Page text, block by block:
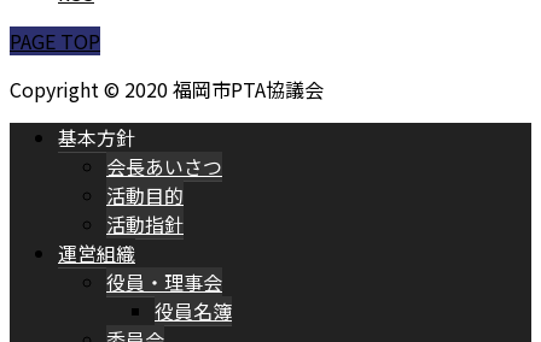
PAGE TOP
Copyright © 2020 福岡市PTA協議会
基本方針
会長あいさつ
活動目的
活動指針
運営組織
役員・理事会
役員名簿